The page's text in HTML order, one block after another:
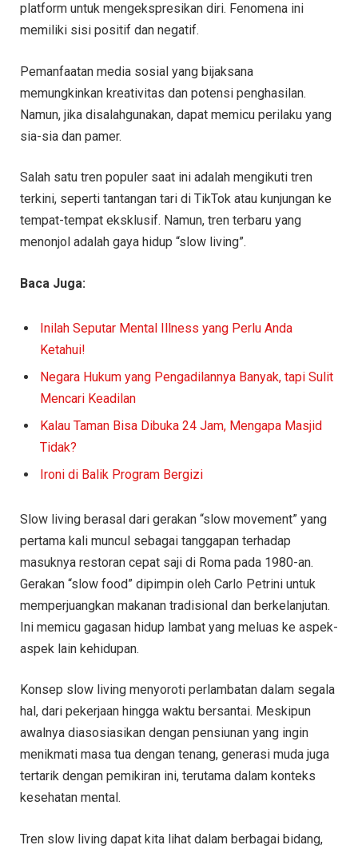
platform untuk mengekspresikan diri. Fenomena ini
memiliki sisi positif dan negatif.
Pemanfaatan media sosial yang bijaksana
memungkinkan kreativitas dan potensi penghasilan.
Namun, jika disalahgunakan, dapat memicu perilaku yang
sia-sia dan pamer.
Salah satu tren populer saat ini adalah mengikuti tren
terkini, seperti tantangan tari di TikTok atau kunjungan ke
tempat-tempat eksklusif. Namun, tren terbaru yang
menonjol adalah gaya hidup “slow living”.
Baca Juga:
Inilah Seputar Mental Illness yang Perlu Anda
Ketahui!
Negara Hukum yang Pengadilannya Banyak, tapi Sulit
Mencari Keadilan
Kalau Taman Bisa Dibuka 24 Jam, Mengapa Masjid
Tidak?
Ironi di Balik Program Bergizi
Slow living berasal dari gerakan “slow movement” yang
pertama kali muncul sebagai tanggapan terhadap
masuknya restoran cepat saji di Roma pada 1980-an.
Gerakan “slow food” dipimpin oleh Carlo Petrini untuk
memperjuangkan makanan tradisional dan berkelanjutan.
Ini memicu gagasan hidup lambat yang meluas ke aspek-
aspek lain kehidupan.
Konsep slow living menyoroti perlambatan dalam segala
hal, dari pekerjaan hingga waktu bersantai. Meskipun
awalnya diasosiasikan dengan pensiunan yang ingin
menikmati masa tua dengan tenang, generasi muda juga
tertarik dengan pemikiran ini, terutama dalam konteks
kesehatan mental.
Tren slow living dapat kita lihat dalam berbagai bidang,